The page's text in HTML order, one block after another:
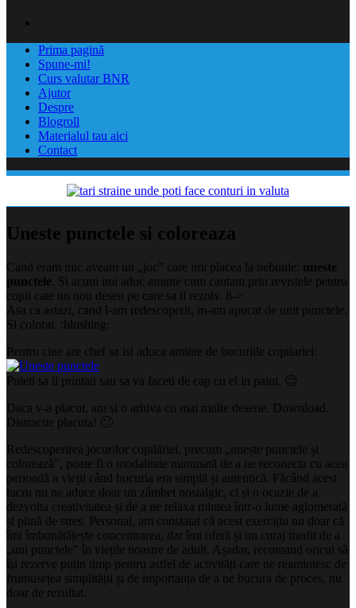
Prima pagină
Spune-mi!
Curs valutar BNR
Ajutor
Despre
Blogroll
Materialul tau aici
Contact
Uneste punctele si coloreaza
Cand eram mic aveam un „joc” care imi placea la nebunie: uneste
punctele . Si acum imi aduc aminte cum cautam prin revistele pentru
copii cate un nou desen pe care sa il rezolv. 8->
Asa ca astazi, cand l-am redescoperit, m-am apucat de unit punctele.
Si colorat. :blushing:
Pentru cine are chef sa isi aduca aminte de bucuriile copilariei:
Puteti sa il printati sau sa va faceti de cap cu el in paint. 😉
Daca v-a placut, am si o arhiva cu mai multe desene. Download.
Distractie placuta! 🙂
Redescoperirea jocurilor copilăriei, precum „unește punctele și
colorează”, poate fi o modalitate minunată de a ne reconecta cu acea
perioadă a vieții când bucuria era simplă și autentică. Făcând acest
lucru nu ne aduce doar un zâmbet nostalgic, ci și o ocazie de a
dezvolta creativitatea și de a ne relaxa mintea într-o lume aglomerată
și plină de stres. Personal, am constatat că acest exercițiu nu doar că
îmi îmbunătățește concentrarea, dar îmi oferă și un curaj inedit de a
„uni punctele” în viețile noastre de adult. Așadar, recomand oricui să
își rezerve puțin timp pentru astfel de activități care ne reamintesc de
frumusețea simplității și de importanța de a ne bucura de proces, nu
doar de rezultat.